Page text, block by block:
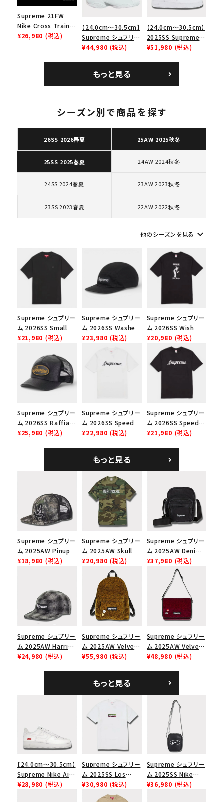
キーワードから探す
人気ワード 2026SS
Tシャツ・ロングスリーブ
キャップ・ハット
パーカー・クルーネック
コラボレーションブランドから探す
シーズンから探す
並び順
価格から探す
在庫のない商品を表示する
絞り込んで検索する
Supreme 21FW
Nike Cross Trainer
Low ナイキクロスト
¥26,980 (税込)
【24.0cm～30.5cm】
Supreme シュプリー
ム 2023AW Nike
カー ホワイト 白
¥44,980 (税込)
【24.0cm～30.5cm】
2025SS Supreme
GOODENOUGH
ムグッドイナフ ナイキ
エアフォース１スニー
ト
¥51,980 (税込)
もっと見る
シーズン別で商品を探す
26SS 2026春夏 25AW 2025秋冬
25SS 2025春夏 24AW 2024秋冬
24SS 2024春夏 23AW 2023秋冬
23SS 2023春夏 22AW 2022秋冬
他のシーズンを見る keyboard_arrow_down
Supreme シュプリー
ム 2026SS Small
Box Tee スモールボ
¥21,980 (税込)
Supreme シュプリー
ム 2026SS Washed
Chino Twill Camp
ップ ブラック
¥23,980 (税込)
Supreme シュプリー
ム 2026SS Wish
Tee ウィッシュTシ
ャツ ブラック
¥20,980 (税込)
Supreme シュプリー
ム 2026SS Raffia
Mesh Back 5-Panel
¥25,980 (税込)
Supreme シュプリー
ム 2026SS Speed
Tee スピードTシャツ
¥22,980 (税込)
Supreme シュプリー
ム 2026SS Speed
Tee スピードTシャツ
¥21,980 (税込)
もっと見る
Supreme シュプリー
ム 2025AW Pinup
Mesh Back 5-Panel
ップ トゥルーティン
バーHTC フォールカ
¥18,980 (税込)
Supreme シュプリー
ム 2025AW Skull
Tee スカル Tシャ
ツ ウッドランドカモ
¥20,980 (税込)
Supreme シュプリー
ム 2025AW Denim
Shoulder Bag デニ
ム ショルダーバッグ
¥37,980 (税込)
Supreme シュプリー
ム 2025AW Harris
Tweed Camp Cap
¥24,980 (税込)
Supreme シュプリー
ム 2025AW Velvet
Backpack ベルベッ
¥55,980 (税込)
Supreme シュプリー
ム 2025AW Velvet
Small Messenger
バッグ レッドレオパー
ド
¥48,980 (税込)
もっと見る
【24.0cm～30.5cm】
Supreme Nike Air
Force 1 Low シュプ
¥28,980 (税込)
Supreme シュプリー
ム 2025SS Los
Angeles Fire Relief
Box Logo Tee ファ
¥30,980 (税込)
Supreme シュプリー
ム 2025SS Nike
Leather Shoulder
¥36,980 (税込)